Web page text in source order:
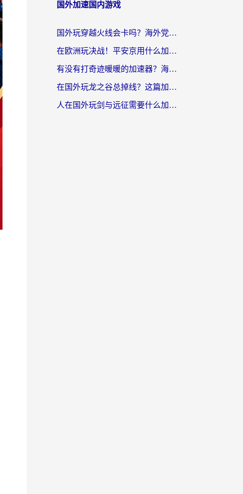
国外加速国内游戏
国外玩穿越火线会卡吗？海外党亲测有效的国服游戏加速指南
在欧洲玩决战！平安京用什么加速器最好用？2026实测有效的国服游戏加速指南
有没有打奇迹暖暖的加速器？海外党国服游戏畅玩不卡顿的秘密
在国外玩龙之谷总掉线？这篇加速器指南帮你告别延迟卡顿！
人在国外玩剑与远征需要什么加速器？老玩家亲测的避坑指南来了